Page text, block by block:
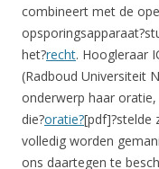
combineert met de
het?recht. Hoogleraar
(Radboud Universiteit
onderwerp haar
die?oratie?[pdf]?stelde
volledig worden
ons daartegen te